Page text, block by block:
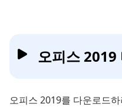
오피스 2019
오피스 2019를 다운로드